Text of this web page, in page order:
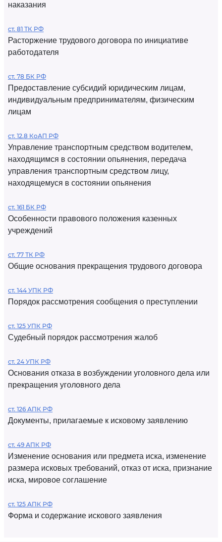
наказания
ст. 81 ТК РФ
Расторжение трудового договора по инициативе
работодателя
ст. 78 БК РФ
Предоставление субсидий юридическим лицам,
индивидуальным предпринимателям, физическим
лицам
ст. 12.8 КоАП РФ
Управление транспортным средством водителем,
находящимся в состоянии опьянения, передача
управления транспортным средством лицу,
находящемуся в состоянии опьянения
ст. 161 БК РФ
Особенности правового положения казенных
учреждений
ст. 77 ТК РФ
Общие основания прекращения трудового договора
ст. 144 УПК РФ
Порядок рассмотрения сообщения о преступлении
ст. 125 УПК РФ
Судебный порядок рассмотрения жалоб
ст. 24 УПК РФ
Основания отказа в возбуждении уголовного дела или
прекращения уголовного дела
ст. 126 АПК РФ
Документы, прилагаемые к исковому заявлению
ст. 49 АПК РФ
Изменение основания или предмета иска, изменение
размера исковых требований, отказ от иска, признание
иска, мировое соглашение
ст. 125 АПК РФ
Форма и содержание искового заявления